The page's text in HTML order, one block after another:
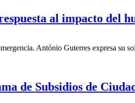
al impacto del
António Guterres expresa su
de Subsidios de